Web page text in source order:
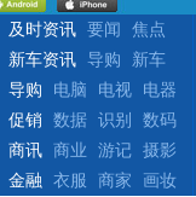
及时资讯 要闻
焦点
新车资讯
导购 新车
导购
电脑 电视
电器
促销
数据 识别 数码
商讯
商业 游记
摄影
金融
衣服 商家 画妆